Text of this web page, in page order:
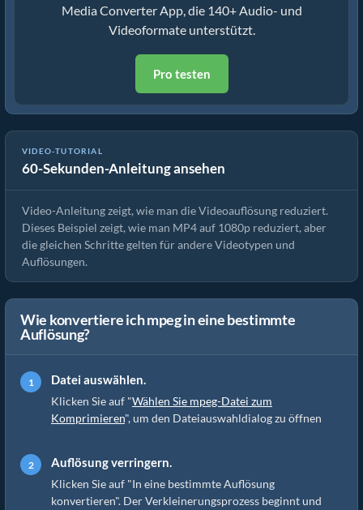
Media Converter App, die 140+ Audio- und
Videoformate unterstützt.
Pro testen
VIDEO-TUTORIAL
60-Sekunden-Anleitung ansehen
So reduzieren Sie die mpeg-Auflösung (Einfache Anleitung)
Video-Anleitung zeigt, wie man die Videoauflösung reduziert.
Dieses Beispiel zeigt, wie man MP4 auf 1080p reduziert, aber
die gleichen Schritte gelten für andere Videotypen und
Auflösungen.
Wie konvertiere ich mpeg in eine bestimmte
Auflösung?
Datei auswählen.
Klicken Sie auf "Wählen Sie mpeg-Datei zum
Komprimieren", um den Dateiauswahldialog zu öffnen
Auflösung verringern.
Klicken Sie auf "In eine bestimmte Auflösung
konvertieren". Der Verkleinerungsprozess beginnt und